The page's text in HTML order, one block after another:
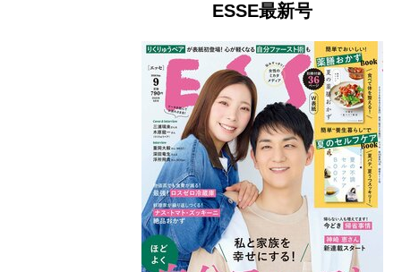
ESSE最新号